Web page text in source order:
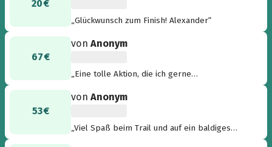
20 €
„Glückwunsch zum Finish! Alexander“
67 €
vonAnonym
„Eine tolle Aktion, die ich gerne
53 €
vonAnonym
„Viel Spaß beim Trail und auf ein baldiges